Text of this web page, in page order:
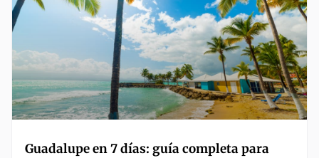
Guadalupe en 7 días: guía completa para